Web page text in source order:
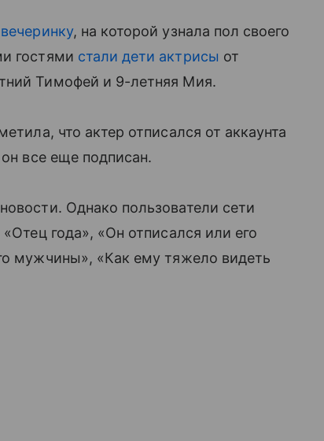
, на которой узнала пол своего
гостями стали дети актрисы от
Тимофей и 9-летняя Мия.
что актер отписался от аккаунта
все еще подписан.
Однако пользователи сети
года», «Он отписался или его
мужчины», «Как ему тяжело видеть